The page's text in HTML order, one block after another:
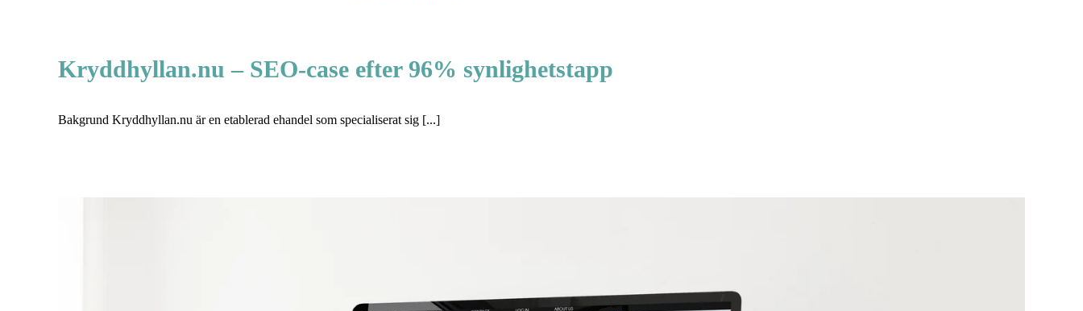
Kryddhyllan.nu – SEO-case efter 96% synlighetstapp
Bakgrund Kryddhyllan.nu är en etablerad ehandel som specialiserat sig [...]